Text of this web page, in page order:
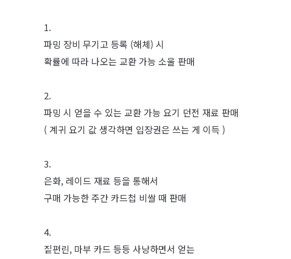
1.
파밍 장비 무기고 등록 (해체) 시
확률에 따라 나오는 교환 가능 소울 판매
2.
파밍 시 얻을 수 있는 교환 가능 요기 던전 재료 판매
( 계귀 요기 값 생각하면 입장권은 쓰는 게 이득 )
3.
은화, 레이드 재료 등을 통해서
구매 가능한 주간 카드첩 비쌀 때 판매
4.
짙편린, 마부 카드 등등 사냥하면서 얻는